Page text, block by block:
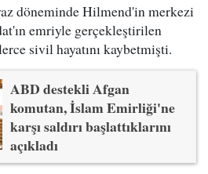
döneminde Hilmend'in merkezi
emriyle gerçekleştirilen
sivil hayatını kaybetmişti.
ABD destekli Afgan
komutan, İslam Emirliği'ne
karşı saldırı başlattıklarını
açıkladı